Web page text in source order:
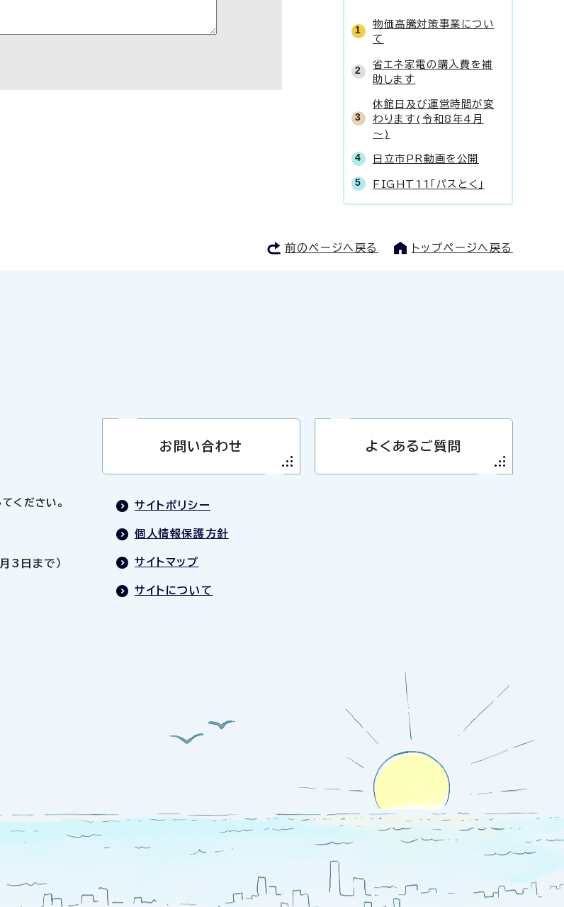
物価高騰対策事業につい
て
省エネ家電の購入費を補
助します
休館日及び運営時間が変
わります(令和8年4月
～)
日立市PR動画を公開
FIGHT11「パスとく」
前のページへ戻る トップページへ戻る
ください。
3日まで）
お問い合わせ よくあるご質問
サイトポリシー
個人情報保護方針
サイトマップ
サイトについて